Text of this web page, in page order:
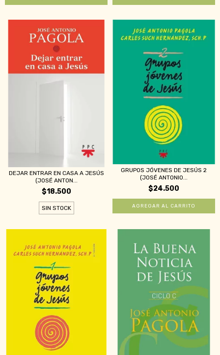
DEJAR ENTRAR EN CASA A JESÚS
(JOSÉ ANTON...
$18.500
SIN STOCK
GRUPOS JÓVENES DE JESÚS 2
(JOSÉ ANTONIO...
$24.500